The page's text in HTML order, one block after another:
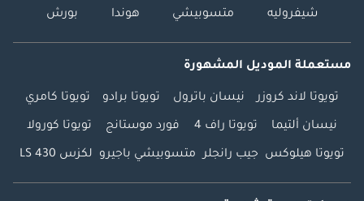
شيفروليه متسوبيشي هوندا بورش
مستعملة الموديل المشهورة
تويوتا لاند كروزر نيسان باترول تويوتا برادو تويوتا كامري
نيسان ألتيما تويوتا راف 4 فورد موستانج تويوتا كورولا
تويوتا هيلوكس جيب رانجلر متسوبيشي باجيرو لكزس LS 430